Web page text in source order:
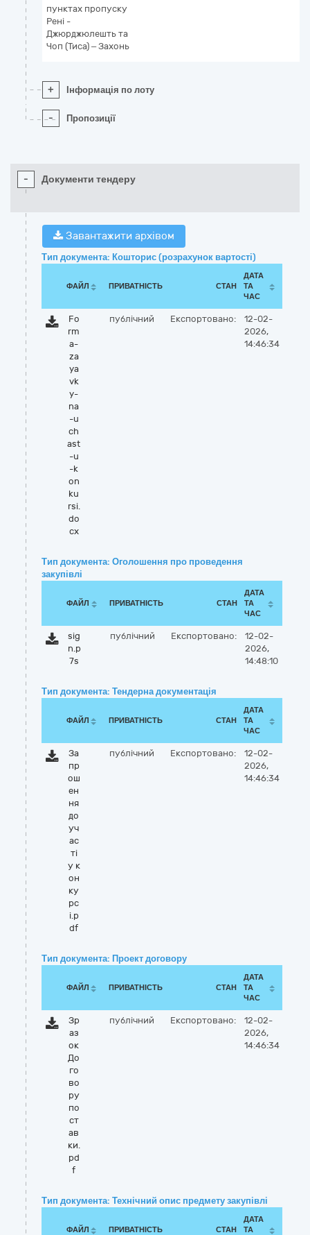
пунктах пропуску
Рені -
Джюрджюлешть та
Чоп (Тиса) – Захонь
+ Інформація по лоту
- Пропозиції
- Документи тендеру
Завантажити архівом
Тип документа: Кошторис (розрахунок вартості)
ФАЙЛ ПРИВАТНІСТЬ СТАН
ДАТА
ТА
ЧАС
Fo
rm
a-
za
ya
vk
y-
na
-u
ch
ast
-u
-k
on
ku
rsi.
do
cx
публічний Експортовано:
12-02-
2026,
14:46:34
Тип документа: Оголошення про проведення
закупівлі
ФАЙЛ ПРИВАТНІСТЬ СТАН
ДАТА
ТА
ЧАС
sig
n.p
7s
публічний Експортовано:
12-02-
2026,
14:48:10
Тип документа: Тендерна документація
ФАЙЛ ПРИВАТНІСТЬ СТАН
ДАТА
ТА
ЧАС
За
пр
ош
ен
ня
до
уч
ас
ті
у к
он
ку
рс
і.p
df
публічний Експортовано:
12-02-
2026,
14:46:34
Тип документа: Проект договору
ФАЙЛ ПРИВАТНІСТЬ СТАН
ДАТА
ТА
ЧАС
Зр
аз
ок
До
го
во
ру
по
ст
ав
ки.
pd
f
публічний Експортовано:
12-02-
2026,
14:46:34
Тип документа: Технічний опис предмету закупівлі
ФАЙЛ ПРИВАТНІСТЬ СТАН
ДАТА
ТА